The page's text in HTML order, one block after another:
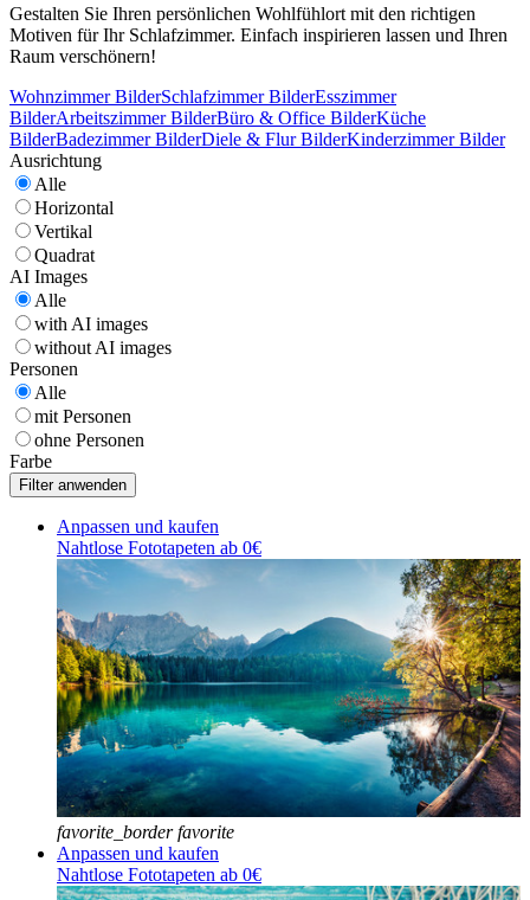
Gestalten Sie Ihren persönlichen Wohlfühlort mit den richtigen
Motiven für Ihr Schlafzimmer. Einfach inspirieren lassen und Ihren
Raum verschönern!
Wohnzimmer BilderSchlafzimmer BilderEsszimmer
BilderArbeitszimmer BilderBüro & Office BilderKüche
BilderBadezimmer BilderDiele & Flur BilderKinderzimmer Bilder
Ausrichtung
Alle
Horizontal
Vertikal
Quadrat
AI Images
Alle
with AI images
without AI images
Personen
Alle
mit Personen
ohne Personen
Farbe
Anpassen und kaufen
Nahtlose Fototapeten ab 0€
favorite_border favorite
Anpassen und kaufen
Nahtlose Fototapeten ab 0€